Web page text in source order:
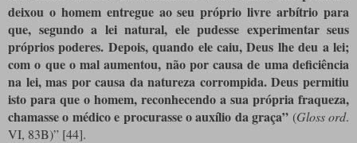
deixou o homem entregue ao seu próprio livre arbítrio para
que, segundo a lei natural, ele pudesse experimentar seus
próprios poderes. Depois, quando ele caiu, Deus lhe deu a lei;
com o que o mal aumentou, não por causa de uma deficiência
na lei, mas por causa da natureza corrompida. Deus permitiu
isto para que o homem, reconhecendo a sua própria fraqueza,
chamasse o médico e procurasse o auxílio da graça” (Gloss ord.
VI, 83B)” [44].